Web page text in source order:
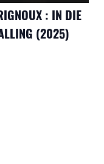
: IN DIE
(2025)